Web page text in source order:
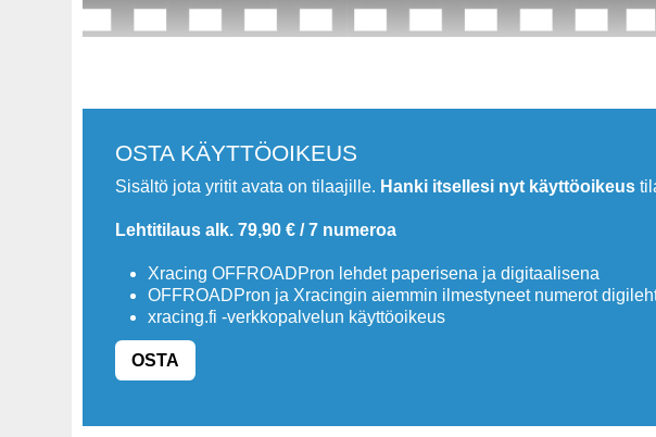
OSTA KÄYTTÖOIKEUS
Sisältö jota yritit avata on tilaajille. Hanki itsellesi nyt käyttöoikeus
Lehtitilaus alk. 79,90 € / 7 numeroa
Xracing OFFROADPron lehdet paperisena ja digitaalisena
OFFROADPron ja Xracingin aiemmin ilmestyneet numerot
xracing.fi -verkkopalvelun käyttöoikeus
OSTA